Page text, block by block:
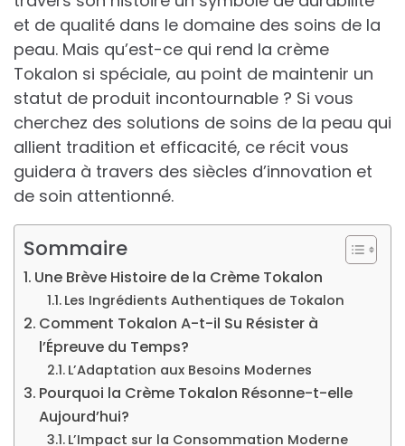
et de qualité dans le domaine des soins de la
peau. Mais qu’est-ce qui rend la crème
Tokalon si spéciale, au point de maintenir un
statut de produit incontournable ? Si vous
cherchez des solutions de soins de la peau qui
allient tradition et efficacité, ce récit vous
guidera à travers des siècles d’innovation et
de soin attentionné.
Sommaire
Une Brève Histoire de la Crème Tokalon
Les Ingrédients Authentiques de Tokalon
Comment Tokalon A-t-il Su Résister à
l’Épreuve du Temps?
L’Adaptation aux Besoins Modernes
Pourquoi la Crème Tokalon Résonne-t-elle
Aujourd’hui?
L’Impact sur la Consommation Moderne